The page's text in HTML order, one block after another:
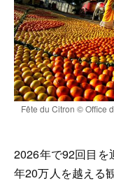
Fête du Citron © Office
2026年で92回目を
年20万人を越える